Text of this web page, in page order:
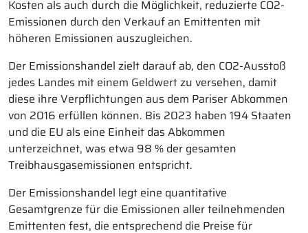
Kosten als auch durch die Möglichkeit, reduzierte CO2-
Emissionen durch den Verkauf an Emittenten mit
höheren Emissionen auszugleichen.
Der Emissionshandel zielt darauf ab, den CO2-Ausstoß
jedes Landes mit einem Geldwert zu versehen, damit
diese ihre Verpflichtungen aus dem Pariser Abkommen
von 2016 erfüllen können. Bis 2023 haben 194 Staaten
und die EU als eine Einheit das Abkommen
unterzeichnet, was etwa 98 % der gesamten
Treibhausgasemissionen entspricht.
Der Emissionshandel legt eine quantitative
Gesamtgrenze für die Emissionen aller teilnehmenden
Emittenten fest, die entsprechend die Preise für